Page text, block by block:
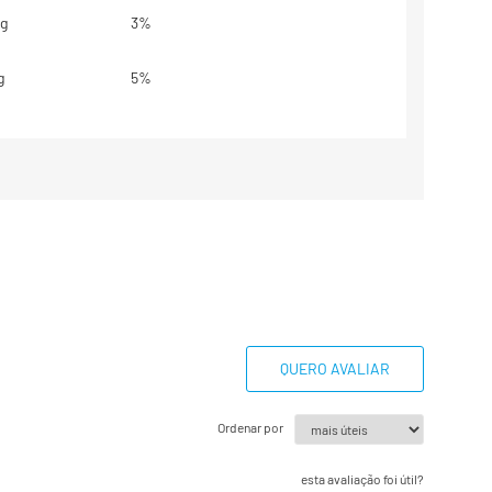
3%
5%
QUERO AVALIAR
Ordenar por
esta avaliação foi útil?